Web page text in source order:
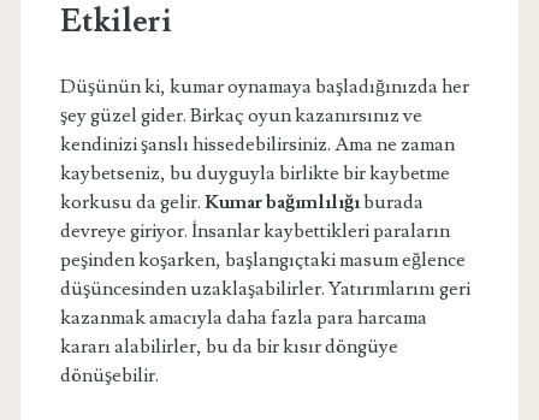
Etkileri
Düşünün ki, kumar oynamaya başladığınızda her
şey güzel gider. Birkaç oyun kazanırsınız ve
kendinizi şanslı hissedebilirsiniz. Ama ne zaman
kaybetseniz, bu duyguyla birlikte bir kaybetme
korkusu da gelir. Kumar bağımlılığıburada
devreye giriyor. İnsanlar kaybettikleri paraların
peşinden koşarken, başlangıçtaki masum eğlence
düşüncesinden uzaklaşabilirler. Yatırımlarını geri
kazanmak amacıyla daha fazla para harcama
kararı alabilirler, bu da bir kısır döngüye
dönüşebilir.